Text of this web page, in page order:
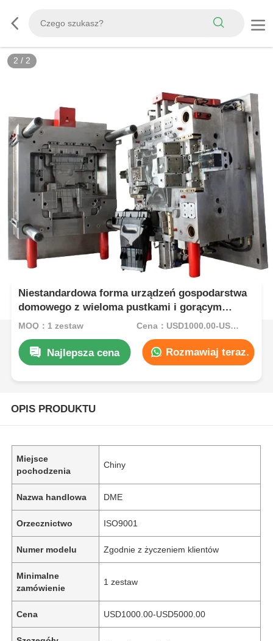
2 / 2
Niestandardowa forma urządzeń gospodarstwa
domowego z wieloma pustkami i gorącym
biegaczem do precyzyjnego wtrysku tworzyw
MOQ：1 zestaw Cena：USD1000.00-USD5000.00
Najlepsza cena Rozmawiaj teraz.
OPIS PRODUKTU
Miejsce
pochodzenia
Chiny
Nazwa handlowa DME
Orzecznictwo ISO9001
Numer modelu Zgodnie z życzeniem klientów
Minimalne
zamówienie
1 zestaw
Cena USD1000.00-USD5000.00